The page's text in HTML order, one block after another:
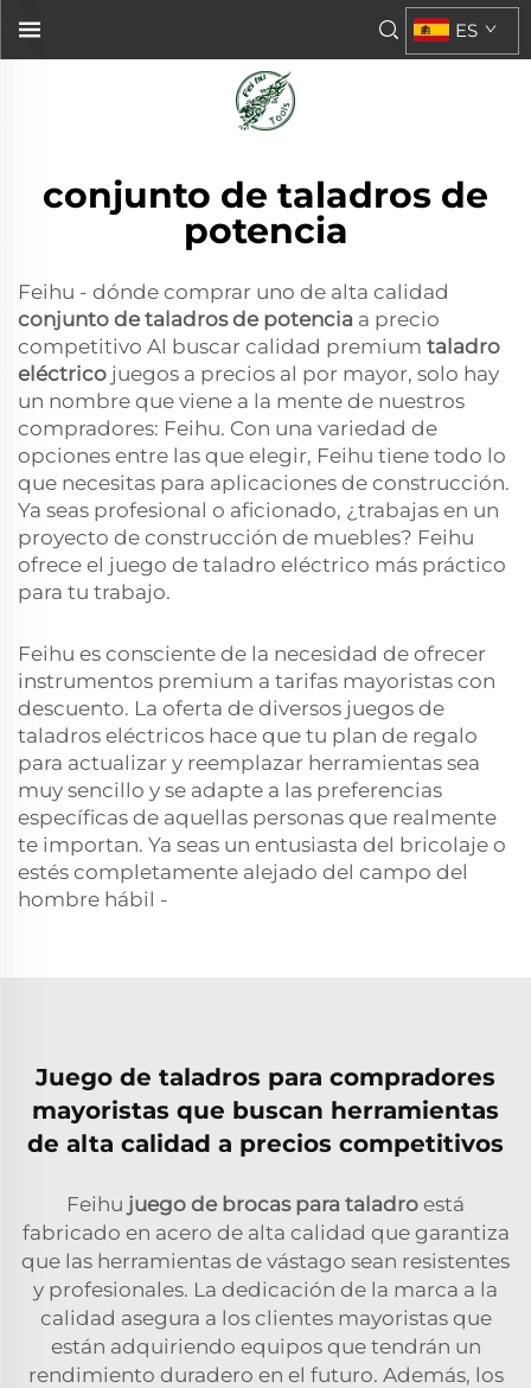
ES
conjunto de taladros de
potencia
Feihu - dónde comprar uno de alta calidad
conjunto de taladros de potencia a precio
competitivo Al buscar calidad premium taladro
eléctrico juegos a precios al por mayor, solo hay
un nombre que viene a la mente de nuestros
compradores: Feihu. Con una variedad de
opciones entre las que elegir, Feihu tiene todo lo
que necesitas para aplicaciones de construcción.
Ya seas profesional o aficionado, ¿trabajas en un
proyecto de construcción de muebles? Feihu
ofrece el juego de taladro eléctrico más práctico
para tu trabajo.
Feihu es consciente de la necesidad de ofrecer
instrumentos premium a tarifas mayoristas con
descuento. La oferta de diversos juegos de
taladros eléctricos hace que tu plan de regalo
para actualizar y reemplazar herramientas sea
muy sencillo y se adapte a las preferencias
específicas de aquellas personas que realmente
te importan. Ya seas un entusiasta del bricolaje o
estés completamente alejado del campo del
hombre hábil -
Juego de taladros para compradores
mayoristas que buscan herramientas
de alta calidad a precios competitivos
Feihu juego de brocas para taladro está
fabricado en acero de alta calidad que garantiza
que las herramientas de vástago sean resistentes
y profesionales. La dedicación de la marca a la
calidad asegura a los clientes mayoristas que
están adquiriendo equipos que tendrán un
rendimiento duradero en el futuro. Además, los